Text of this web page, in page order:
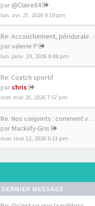
par @Claire84
lun. avr. 27, 2026 9:19 pm
Re: Accouchement, péridurale
parvalerie P
lun. janv. 19, 2026 8:48 pm
Re: Coatch sportif
par chris
mer. mai 20, 2026 7:57 pm
Re: Nos conjoints : comment v…
par Mackiify-Gris
mar. mai 12, 2026 6:13 pm
DERNIER MESSAGE